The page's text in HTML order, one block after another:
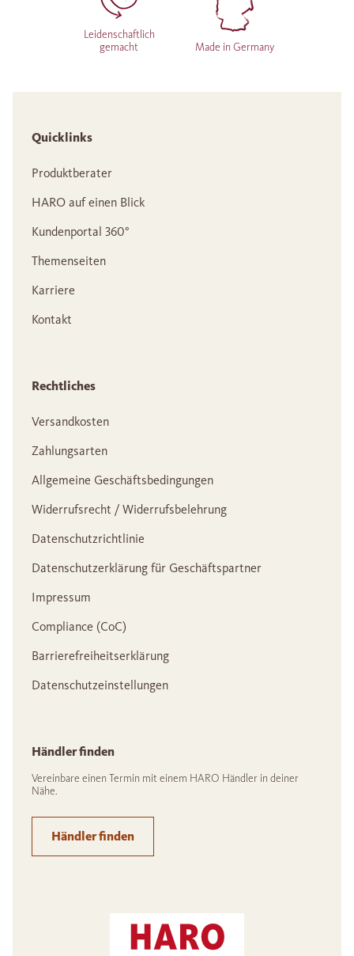
Leidenschaftlich
gemacht
Made in Germany
Quicklinks
Produktberater
HARO auf einen Blick
Kundenportal 360°
Themenseiten
Karriere
Kontakt
Rechtliches
Versandkosten
Zahlungsarten
Allgemeine Geschäftsbedingungen
Widerrufsrecht / Widerrufsbelehrung
Datenschutzrichtlinie
Datenschutzerklärung für Geschäftspartner
Impressum
Compliance (CoC)
Barrierefreiheitserklärung
Datenschutzeinstellungen
Händler finden
Vereinbare einen Termin mit einem HARO Händler in deiner
Nähe.
Händler finden